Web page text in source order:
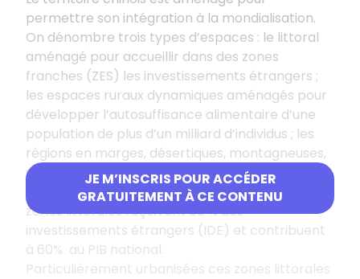
JE M’INSCRIS POUR ACCÉDER
GRATUITEMENT À CE CONTENU
permettre son intégration à la mondialisation.
On dénombre trois types d’espaces : le littoral
aménagé pour accueillir dans des zones
franches (ZES) les investissements étrangers ;
les espaces ruraux dynamiques aménagés pour
développer l’autosuffisance alimentaire d’une
population de plus d’un milliard d’individus ; les
régions en marges, désertiques, montagneuses,
souvent peuplées de minorités opprimées et
peu aménagées (Tibet, Xijiang, …). Aujourd’hui les
zones littorales reçoivent 80 % des
investissements étrangers (IDE) et contribuent
à 60% au PIB national.
Particulièrement urbanisées ces zones littorales